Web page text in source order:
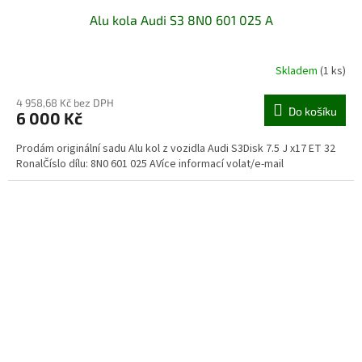
Alu kola Audi S3 8N0 601 025 A
Skladem (1 ks)
4 958,68 Kč bez DPH
6 000 Kč Do košíku
Prodám originální sadu Alu kol z vozidla Audi S3Disk 7.5 J x17 ET 32
RonalČíslo dílu: 8N0 601 025 AVíce informací volat/e-mail